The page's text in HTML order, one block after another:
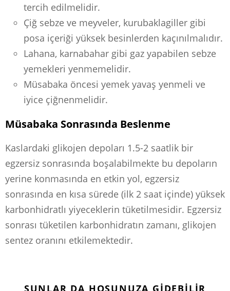
tercih edilmelidir.
Çiğ sebze ve meyveler, kurubaklagiller gibi
posa içeriği yüksek besinlerden kaçınılmalıdır.
Lahana, karnabahar gibi gaz yapabilen sebze
yemekleri yenmemelidir.
Müsabaka öncesi yemek yavaş yenmeli ve
iyice çiğnenmelidir.
Müsabaka Sonrasında Beslenme
Kaslardaki glikojen depoları 1.5-2 saatlik bir
egzersiz sonrasında boşalabilmekte bu depoların
yerine konmasında en etkin yol, egzersiz
sonrasında en kısa sürede (ilk 2 saat içinde) yüksek
karbonhidratlı yiyeceklerin tüketilmesidir. Egzersiz
sonrası tüketilen karbonhidratın zamanı, glikojen
sentez oranını etkilemektedir.
ŞUNLAR DA HOŞUNUZA GIDEBILIR